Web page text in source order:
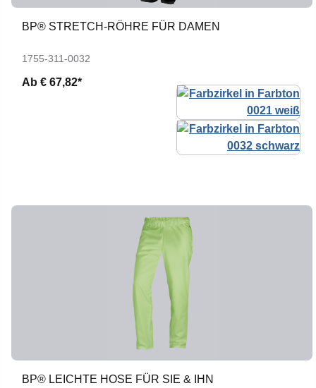
BP® STRETCH-RÖHRE FÜR DAMEN
1755-311-0032
Ab € 67,82*
BP® LEICHTE HOSE FÜR SIE & IHN